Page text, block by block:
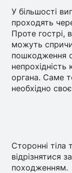
У більшості
проходять
Проте гострі,
можуть
пошкодження
органа. Саме
необхідно
Сторонні
відрізнятися
походженням.